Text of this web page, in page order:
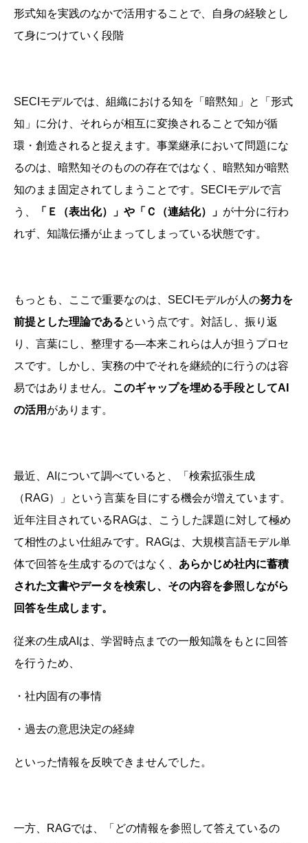
形式知を実践のなかで活用することで、自身の経験とし
て身につけていく段階
SECIモデルでは、組織における知を「暗黙知」と「形式
知」に分け、それらが相互に変換されることで知が循
環・創造されると捉えます。事業継承において問題にな
るのは、暗黙知そのものの存在ではなく、暗黙知が暗黙
知のまま固定されてしまうことです。SECIモデルで言
う、
「Ｅ（表出化）」や「Ｃ（連結化）」 が十分に行わ
れず、知識伝播が止まってしまっている状態です。
もっとも、ここで重要なのは、SECIモデルが人の努力を
前提とした理論であるという点です。対話し、振り返
り、言葉にし、整理する—本来これらは人が担うプロセ
スです。しかし、実務の中でそれを継続的に行うのは容
易ではありません。 このギャップを埋める手段としてAI
の活用 があります。
最近、AIについて調べていると、「検索拡張生成
（RAG）」という言葉を目にする機会が増えています。
近年注目されているRAGは、こうした課題に対して極め
て相性のよい仕組みです。RAGは、大規模言語モデル単
体で回答を生成するのではなく、 あらかじめ社内に蓄積
された文書やデータを検索し、その内容を参照しながら
回答を生成します。
従来の生成AIは、学習時点までの一般知識をもとに回答
を行うため、
・社内固有の事情
・過去の意思決定の経緯
といった情報を反映できませんでした。
一方、RAGでは、「どの情報を参照して答えているの